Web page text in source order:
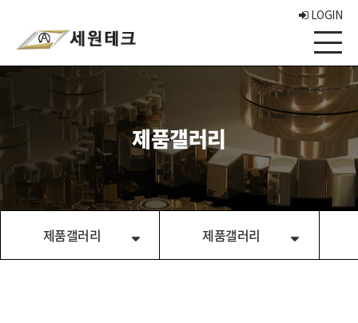
LOGIN
제품갤러리
제품갤러리 제품갤러리